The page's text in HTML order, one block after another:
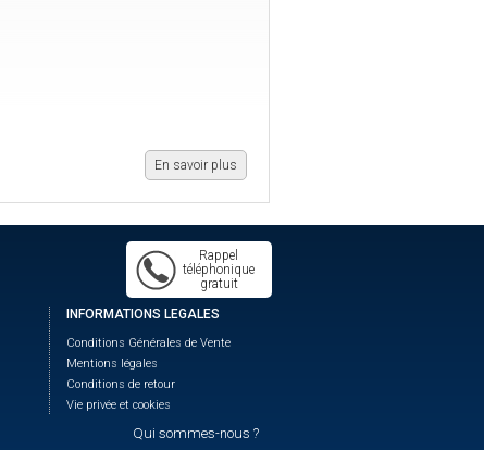
En savoir plus
Rappel
téléphonique
gratuit
INFORMATIONS LEGALES
Conditions Générales de Vente
Mentions légales
Conditions de retour
Vie privée et cookies
Qui sommes-nous ?